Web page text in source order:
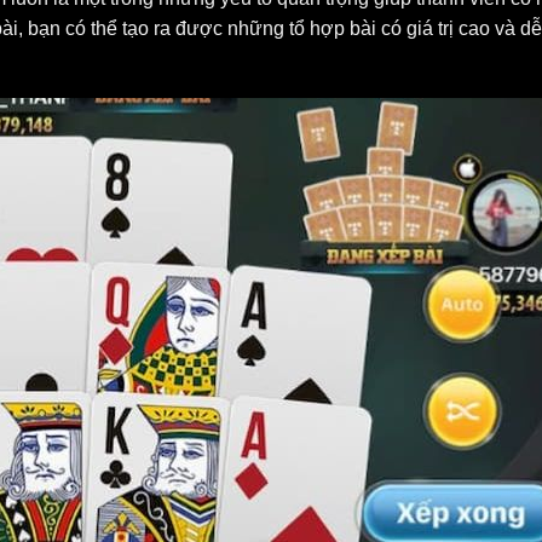
bạn có thể tạo ra được những tổ hợp bài có giá trị cao và